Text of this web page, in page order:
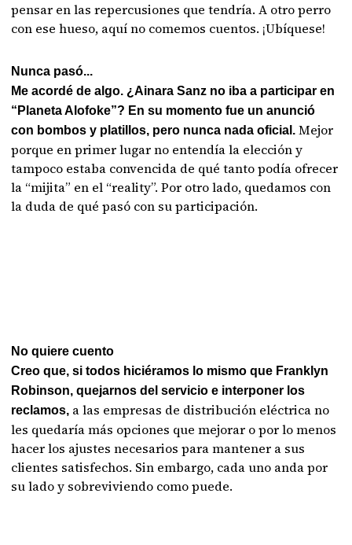
pensar en las repercusiones que tendría. A otro perro
con ese hueso, aquí no comemos cuentos. ¡Ubíquese!
Nunca pasó...
Me acordé de algo. ¿Ainara Sanz no iba a participar en
“Planeta Alofoke”? En su momento fue un anunció
con bombos y platillos, pero nunca nada oficial. Mejor
porque en primer lugar no entendía la elección y
tampoco estaba convencida de qué tanto podía ofrecer
la “mijita” en el “reality”. Por otro lado, quedamos con
la duda de qué pasó con su participación.
No quiere cuento
Creo que, si todos hiciéramos lo mismo que Franklyn
Robinson, quejarnos del servicio e interponer los
reclamos, a las empresas de distribución eléctrica no
les quedaría más opciones que mejorar o por lo menos
hacer los ajustes necesarios para mantener a sus
clientes satisfechos. Sin embargo, cada uno anda por
su lado y sobreviviendo como puede.